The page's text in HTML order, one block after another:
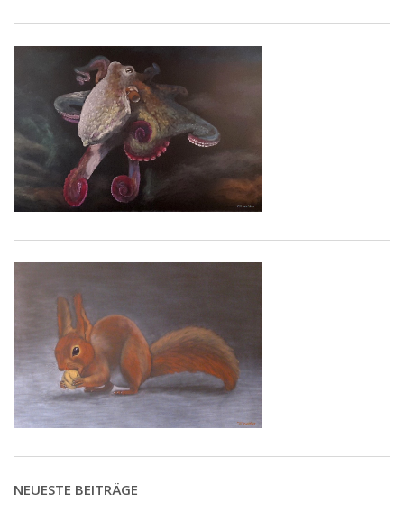
NEUESTE BEITRÄGE